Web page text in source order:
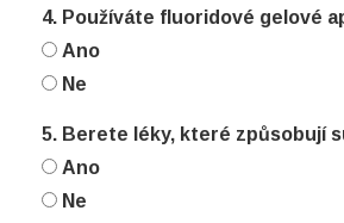
4. Používáte fluoridové gelové
Ano
Ne
5. Berete léky, které způsobují
Ano
Ne